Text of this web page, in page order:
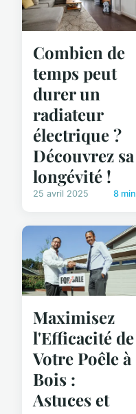
Combien de
temps peut
durer un
radiateur
électrique ?
Découvrez sa
longévité !
25 avril 2025 8 min
Maximisez
l'Efficacité de
Votre Poêle à
Bois :
Astuces et